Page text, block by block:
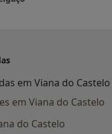
em Viana do Castelo
em Viana do Castelo
do Castelo